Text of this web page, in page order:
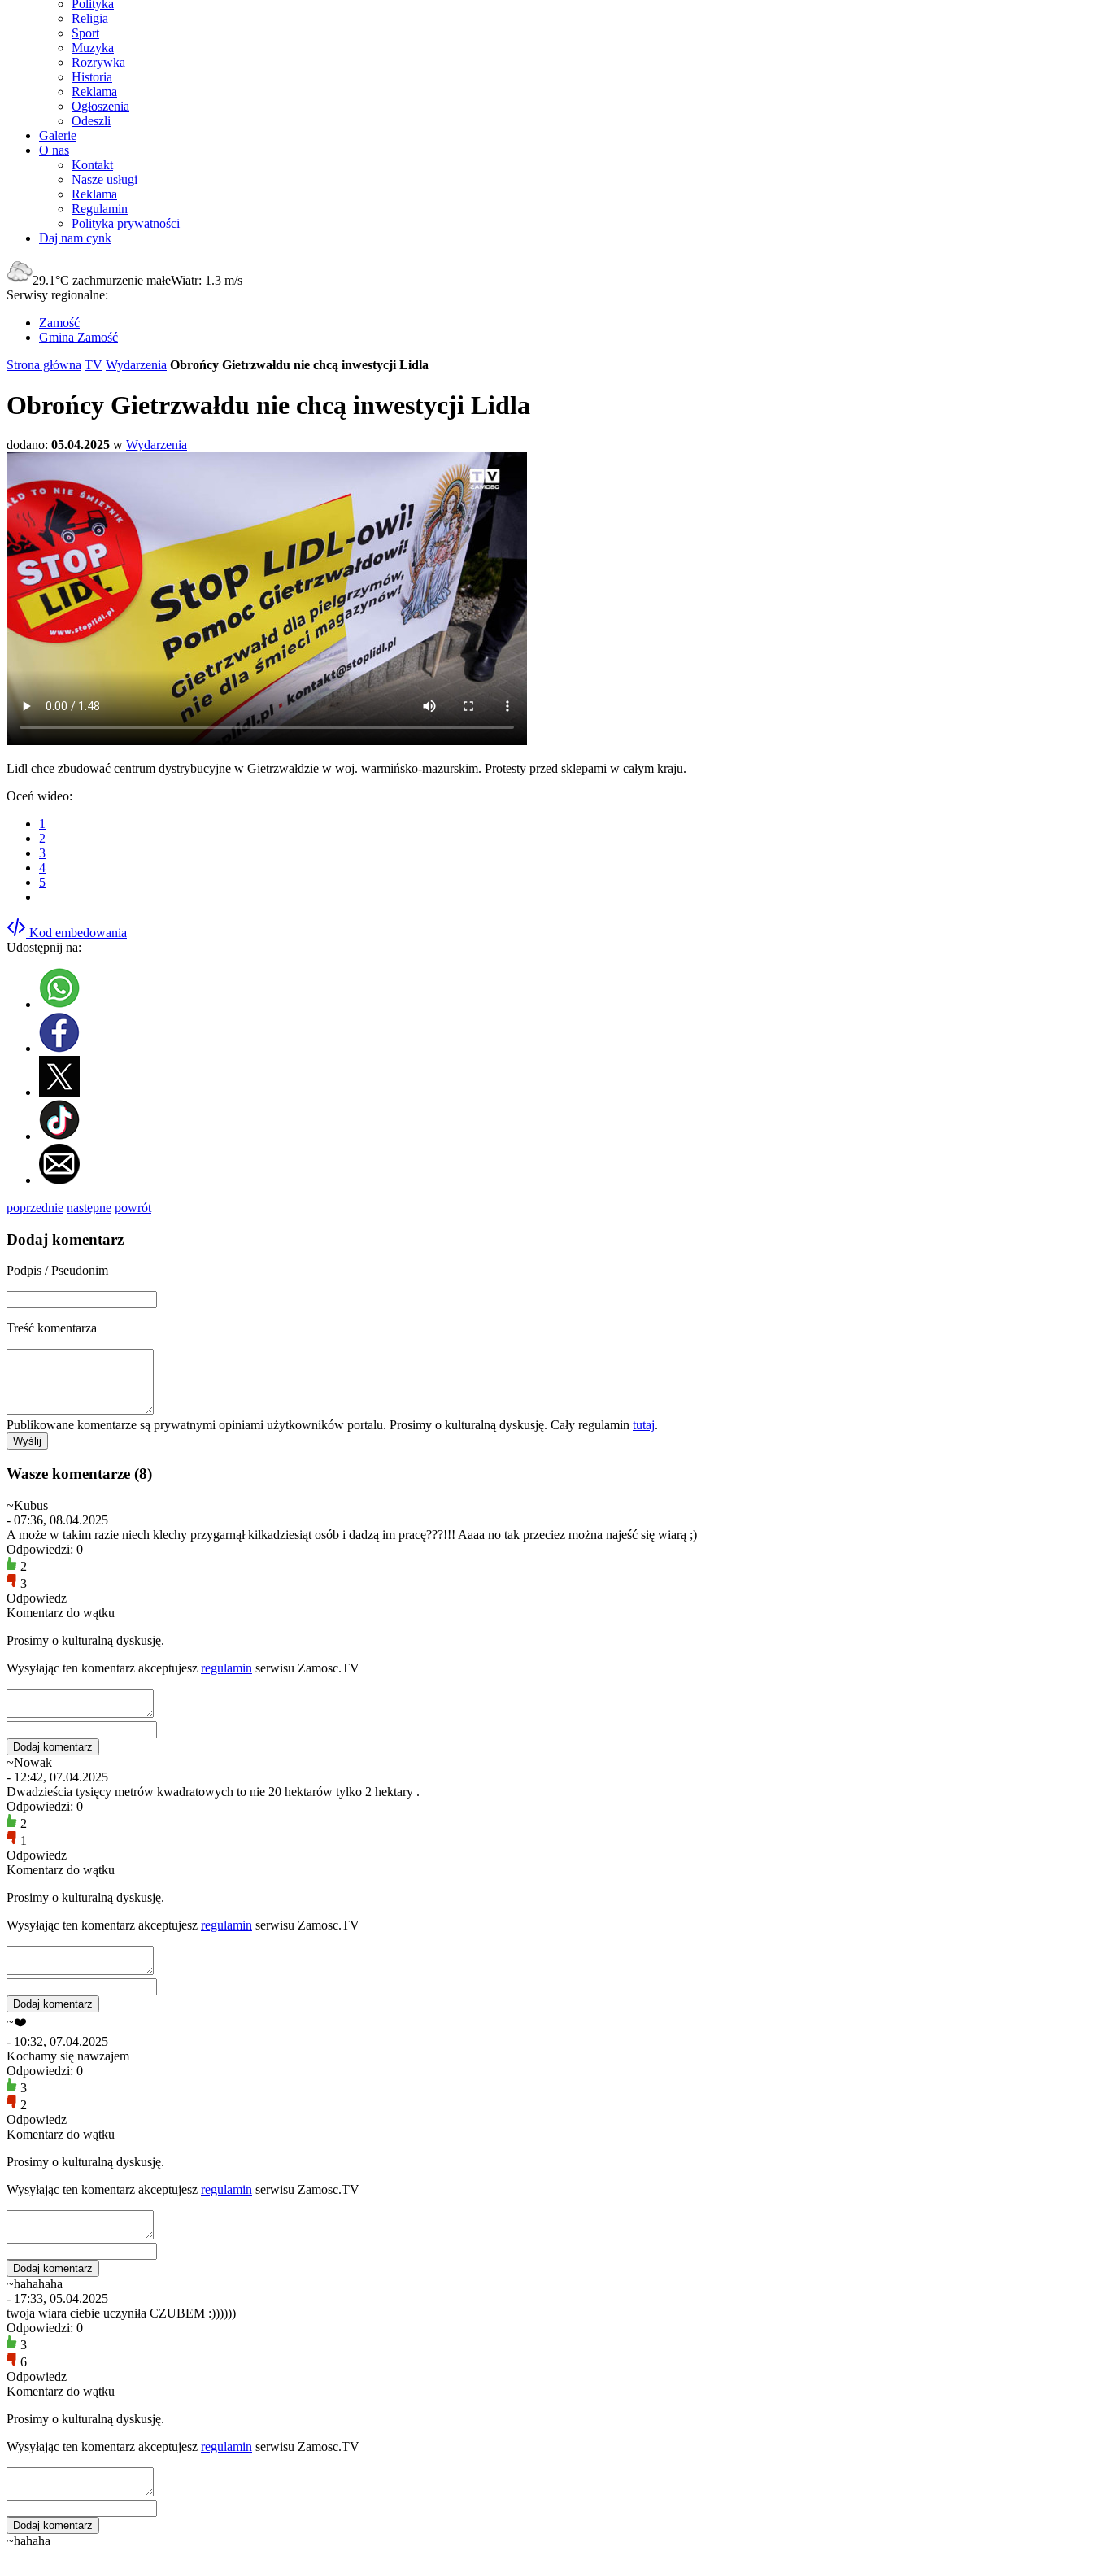
Polityka
Religia
Sport
Muzyka
Rozrywka
Historia
Reklama
Ogłoszenia
Odeszli
Galerie
O nas
Kontakt
Nasze usługi
Reklama
Regulamin
Polityka prywatności
Daj nam cynk
29.1°C zachmurzenie małeWiatr: 1.3 m/s
Serwisy regionalne:
Zamość
Gmina Zamość
Strona główna TV Wydarzenia Obrońcy Gietrzwałdu nie chcą inwestycji Lidla
Obrońcy Gietrzwałdu nie chcą inwestycji Lidla
dodano: 05.04.2025 w Wydarzenia
Lidl chce zbudować centrum dystrybucyjne w Gietrzwałdzie w woj. warmińsko-mazurskim. Protesty przed sklepami w całym kraju.
Oceń wideo:
1
2
3
4
5
Kod embedowania
Udostępnij na:
poprzednie następne powrót
Dodaj komentarz
Podpis / Pseudonim
Treść komentarza
Publikowane komentarze są prywatnymi opiniami użytkowników portalu. Prosimy o kulturalną dyskusję. Cały regulamin tutaj.
Wasze komentarze (8)
~Kubus
- 07:36, 08.04.2025
A może w takim razie niech klechy przygarnął kilkadziesiąt osób i dadzą im pracę???!!! Aaaa no tak przeciez można najeść się wiarą ;)
Odpowiedzi: 0
2
3
Odpowiedz
Komentarz do wątku
Prosimy o kulturalną dyskusję.
Wysyłając ten komentarz akceptujesz regulamin serwisu Zamosc.TV
~Nowak
- 12:42, 07.04.2025
Dwadzieścia tysięcy metrów kwadratowych to nie 20 hektarów tylko 2 hektary .
Odpowiedzi: 0
2
1
Odpowiedz
Komentarz do wątku
Prosimy o kulturalną dyskusję.
Wysyłając ten komentarz akceptujesz regulamin serwisu Zamosc.TV
~❤️
- 10:32, 07.04.2025
Kochamy się nawzajem
Odpowiedzi: 0
3
2
Odpowiedz
Komentarz do wątku
Prosimy o kulturalną dyskusję.
Wysyłając ten komentarz akceptujesz regulamin serwisu Zamosc.TV
~hahahaha
- 17:33, 05.04.2025
twoja wiara ciebie uczyniła CZUBEM :))))))
Odpowiedzi: 0
3
6
Odpowiedz
Komentarz do wątku
Prosimy o kulturalną dyskusję.
Wysyłając ten komentarz akceptujesz regulamin serwisu Zamosc.TV
~hahaha